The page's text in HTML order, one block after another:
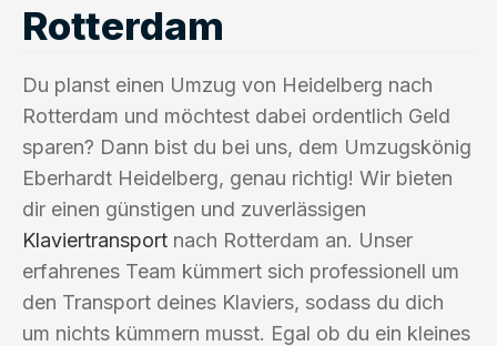
Rotterdam
Du planst einen Umzug von Heidelberg nach
Rotterdam und möchtest dabei ordentlich Geld
sparen? Dann bist du bei uns, dem Umzugskönig
Eberhardt Heidelberg, genau richtig! Wir bieten
dir einen günstigen und zuverlässigen
Klaviertransport nach Rotterdam an. Unser
erfahrenes Team kümmert sich professionell um
den Transport deines Klaviers, sodass du dich
um nichts kümmern musst. Egal ob du ein kleines